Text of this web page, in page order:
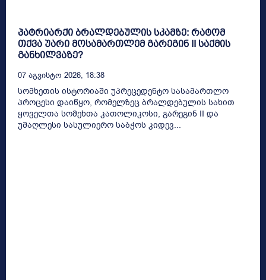
პატრიარქი ბრალდებულის სკამზე: რატომ
თქვა უარი მოსამართლემ გარეგინ II საქმის
განხილვაზე?
07 Აგვისტო 2026, 18:38
სომხეთის ისტორიაში უპრეცედენტო სასამართლო
პროცესი დაიწყო, რომელზეც ბრალდებულის სახით
ყოველთა სომეხთა კათოლიკოსი, გარეგინ II და
უმაღლესი სასულიერო საბჭოს კიდევ...